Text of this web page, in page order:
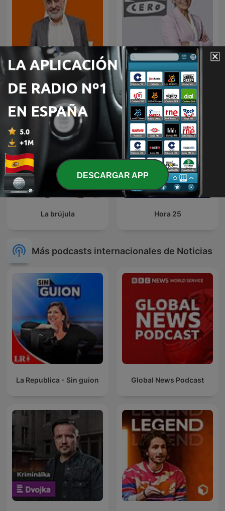
Mañanas en Libertad con
Luis del Pino
Julia en la onda
La brújula Hora 25
Más podcasts internacionales de Noticias
La Republica - Sin guion Global News Podcast
DESCARGAR APP